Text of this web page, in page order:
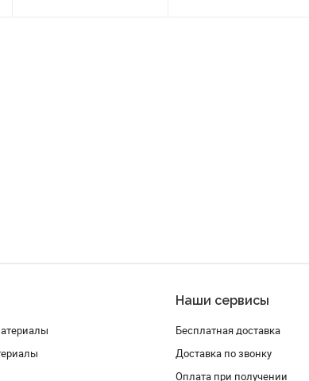
Наши сервисы
Бесплатная доставка
Доставка по звонку
Оплата при получении